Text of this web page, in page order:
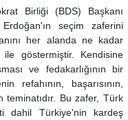
Birliği (BDS) Başkanı
seçim zaferini
her alanda ne kadar
göstermiştir. Kendisine
ve fedakarlığının bir
başarısının,
teminatıdır. Bu zafer, Türk
dahil Türkiye'nin kardeş